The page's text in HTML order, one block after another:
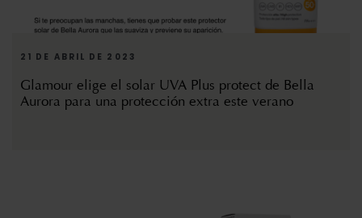
21 DE ABRIL DE 2023
Glamour elige el solar UVA Plus protect de Bella
Aurora para una protección extra este verano